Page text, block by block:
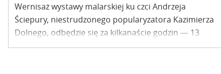
Wernisaż wystawy malarskiej ku czci Andrzeja
Ściepury, niestrudzonego popularyzatora Kazimierza
Dolnego, odbędzie się za kilkanaście godzin — 13
września 2013 (piątek), o godz. 17:00 — w Galerii Sztuki